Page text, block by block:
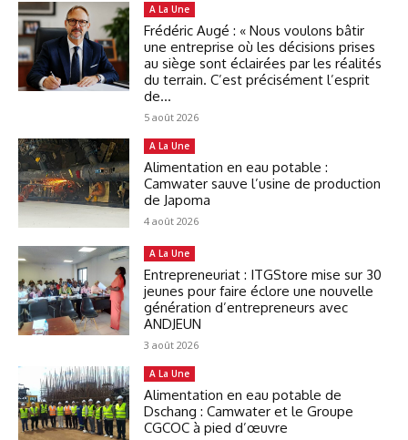
A La Une
Frédéric Augé : « Nous voulons bâtir
une entreprise où les décisions prises
au siège sont éclairées par les réalités
du terrain. C’est précisément l’esprit
de...
5 août 2026
A La Une
Alimentation en eau potable :
Camwater sauve l’usine de production
de Japoma
4 août 2026
A La Une
Entrepreneuriat : ITGStore mise sur 30
jeunes pour faire éclore une nouvelle
génération d’entrepreneurs avec
ANDJEUN
3 août 2026
A La Une
Alimentation en eau potable de
Dschang : Camwater et le Groupe
CGCOC à pied d’œuvre